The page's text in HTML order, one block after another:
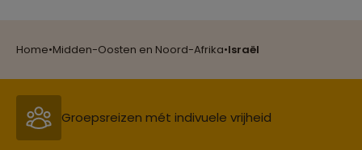
Home•Midden-Oosten en Noord-Afrika•Israël
Groepsreizen mét indivuele vrijheid